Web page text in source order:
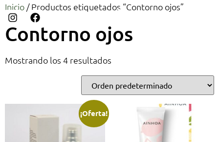
Inicio / Productos etiquetados “Contorno ojos”
Contorno ojos
Mostrando los 4 resultados
¡Oferta!